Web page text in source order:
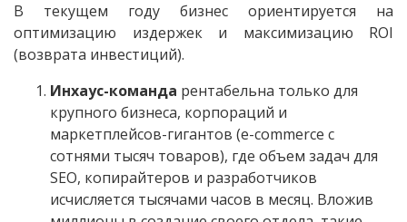
В текущем году бизнес ориентируется на
оптимизацию издержек и максимизацию ROI
(возврата инвестиций).
Инхаус-команда рентабельна только для
крупного бизнеса, корпораций и
маркетплейсов-гигантов (e-commerce с
сотнями тысяч товаров), где объем задач для
SEO, копирайтеров и разработчиков
исчисляется тысячами часов в месяц. Вложив